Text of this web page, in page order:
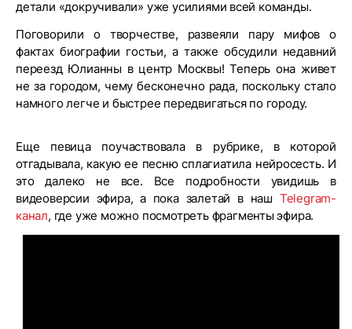
детали «докручивали» уже усилиями всей команды.
Поговорили о творчестве, развеяли пару мифов о
фактах биографии гостьи, а также обсудили недавний
переезд Юлианны в центр Москвы! Теперь она живет
не за городом, чему бесконечно рада, поскольку стало
намного легче и быстрее передвигаться по городу.
Еще певица поучаствовала в рубрике, в которой
отгадывала, какую ее песню сплагиатила нейросесть. И
это далеко не все. Все подробности увидишь в
видеоверсии эфира, а пока залетай в наш Telegram-
канал, где уже можно посмотреть фрагменты эфира.